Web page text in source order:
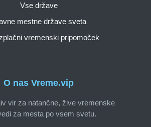
O nas Vreme.vip
vir za natančne, žive vremenske
za mesta po vsem svetu.
Vse države
mestne države sveta
vremenski pripomoček